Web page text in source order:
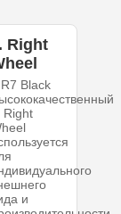
Right
Black
Right
и